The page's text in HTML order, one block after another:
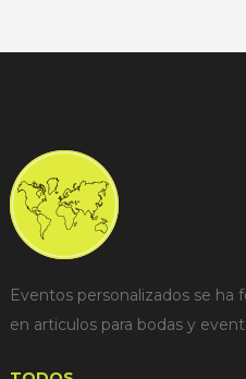
Eventos personalizados se ha
en articulos para bodas y